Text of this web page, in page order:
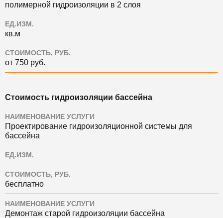
полимерной гидроизоляции в 2 слоя
ЕД.ИЗМ.
кв.м
СТОИМОСТЬ, РУБ.
от 750 руб.
Стоимость гидроизоляции бассейна
НАИМЕНОВАНИЕ УСЛУГИ
Проектирование гидроизоляционной системы для
бассейна
ЕД.ИЗМ.
СТОИМОСТЬ, РУБ.
бесплатно
НАИМЕНОВАНИЕ УСЛУГИ
Демонтаж старой гидроизоляции бассейна